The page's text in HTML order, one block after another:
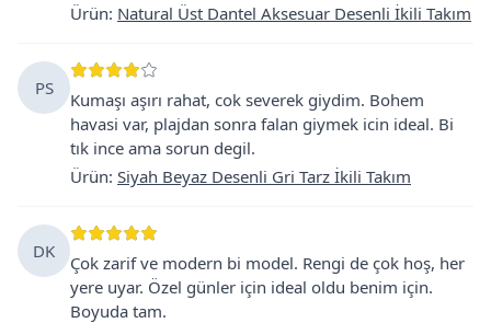
Ürün: Natural Üst Dantel Aksesuar Desenli İkili Takım
PS
Kumaşı aşırı rahat, cok severek giydim. Bohem
havasi var, plajdan sonra falan giymek icin ideal. Bi
tık ince ama sorun degil.
Ürün: Siyah Beyaz Desenli Gri Tarz İkili Takım
DK
Çok zarif ve modern bi model. Rengi de çok hoş, her
yere uyar. Özel günler için ideal oldu benim için.
Boyuda tam.